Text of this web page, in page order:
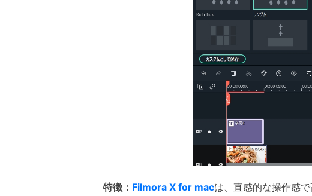
特徴： Filmora X for macは、直感的な操作感